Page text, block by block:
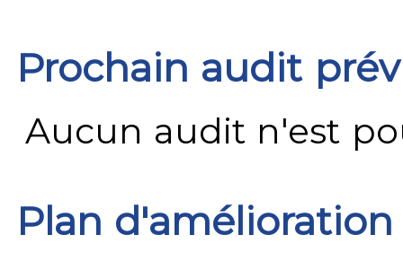
Prochain audit
Aucun audit n'est
Plan